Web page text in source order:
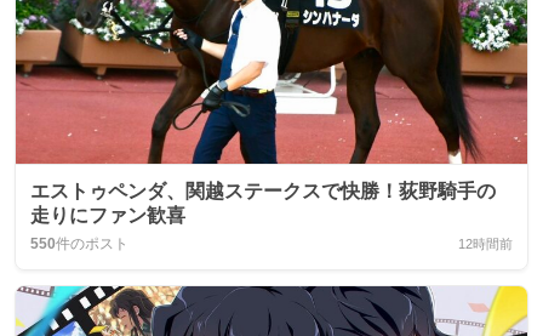
エストゥペンダ、関越ステークスで快勝！荻野騎手の
走りにファン歓喜
550件のポスト 12時間前